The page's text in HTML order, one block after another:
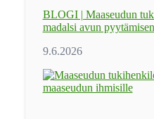
BLOGI | Maaseudun
madalsi avun